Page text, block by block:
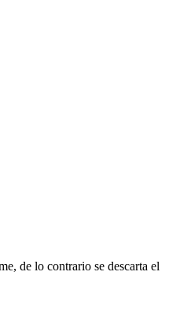
de lo contrario se descarta el